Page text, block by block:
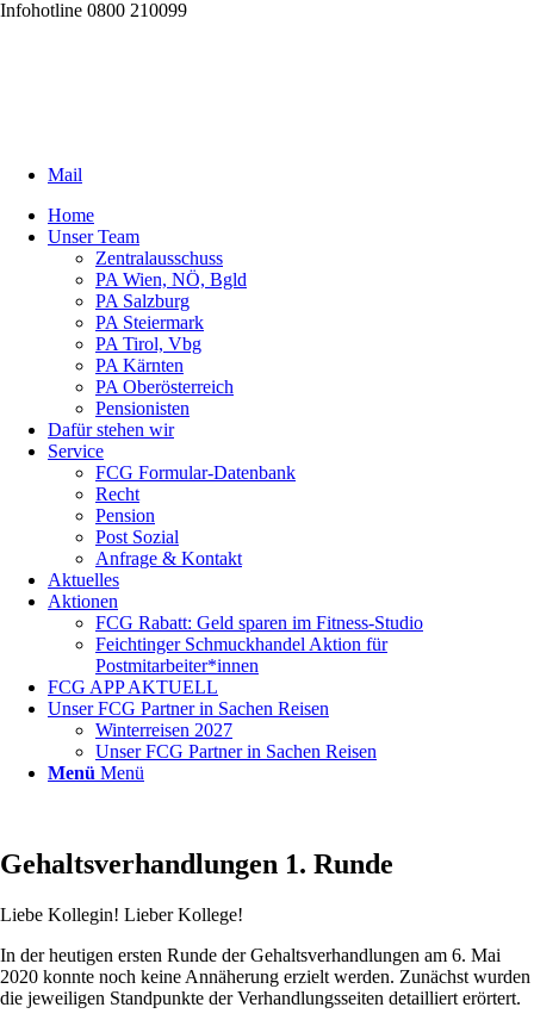
Infohotline 0800 210099
Mail
Home
Unser Team
Zentralausschuss
PA Wien, NÖ, Bgld
PA Salzburg
PA Steiermark
PA Tirol, Vbg
PA Kärnten
PA Oberösterreich
Pensionisten
Dafür stehen wir
Service
FCG Formular-Datenbank
Recht
Pension
Post Sozial
Anfrage & Kontakt
Aktuelles
Aktionen
FCG Rabatt: Geld sparen im Fitness-Studio
Feichtinger Schmuckhandel Aktion für
Postmitarbeiter*innen
FCG APP AKTUELL
Unser FCG Partner in Sachen Reisen
Winterreisen 2027
Unser FCG Partner in Sachen Reisen
Menü Menü
Gehaltsverhandlungen 1. Runde
Liebe Kollegin! Lieber Kollege!
In der heutigen ersten Runde der Gehaltsverhandlungen am 6. Mai
2020 konnte noch keine Annäherung erzielt werden. Zunächst wurden
die jeweiligen Standpunkte der Verhandlungsseiten detailliert erörtert.